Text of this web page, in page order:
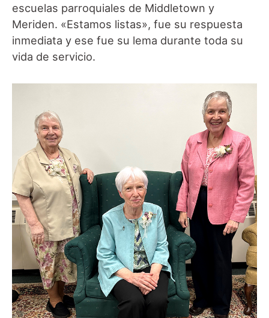
escuelas parroquiales de Middletown y
Meriden. «Estamos listas», fue su respuesta
inmediata y ese fue su lema durante toda su
vida de servicio.